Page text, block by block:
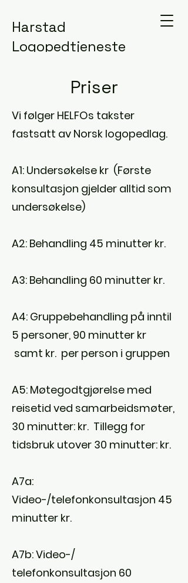
Harstad
Logopedtjeneste
Priser
Vi følger HELFOs takster
fastsatt av Norsk logopedlag.
A1: Undersøkelse kr (Første
konsultasjon gjelder alltid som
undersøkelse)
A2: Behandling 45 minutter kr.
A3: Behandling 60 minutter kr.
A4: Gruppebehandling på inntil
5 personer, 90 minutter kr
samt kr. per person i gruppen
A5: Møtegodtgjørelse med
reisetid ved samarbeidsmøter,
30 minutter: kr. Tillegg for
tidsbruk utover 30 minutter: kr.
A7a:
Video-/telefonkonsultasjon 45
minutter kr.
A7b: Video-/
telefonkonsultasjon 60